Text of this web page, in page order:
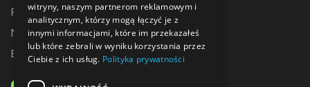
Promocje
Nowe produkty
Bestsellery
witryny, naszym partnerom reklamowym i
analitycznym, którzy mogą łączyć je z
innymi informacjami, które im przekazałeś
lub które zebrali w wyniku korzystania przez
Ciebie z ich usług. Polityka prywatności